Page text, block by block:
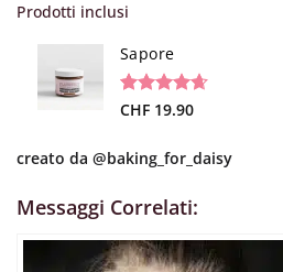
Prodotti inclusi
Sapore
Valutato
19
recensioni
CHF19.90
creato da @baking_for_daisy
Messaggi Correlati: